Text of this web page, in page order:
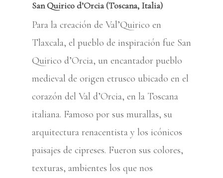
San Quirico d’Orcia (Toscana, Italia)
Para la creación de Val’Quirico en
Tlaxcala, el pueblo de inspiración fue San
Quirico d’Orcia, un encantador pueblo
medieval de origen etrusco ubicado en el
corazón del Val d’Orcia, en la Toscana
italiana. Famoso por sus murallas, su
arquitectura renacentista y los icónicos
paisajes de cipreses. Fueron sus colores,
texturas, ambientes los que nos